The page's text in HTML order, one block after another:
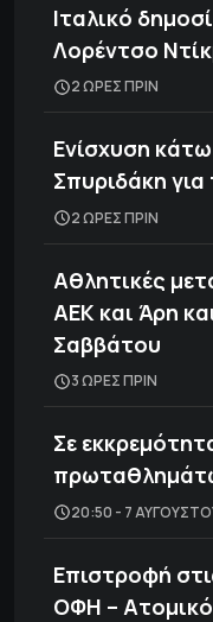
Ιταλικό
Λορέντσο
2 ΩΡΕΣ ΠΡΙΝ
Ενίσχυση
Σπυριδάκη
2 ΩΡΕΣ ΠΡΙΝ
Αθλητικές
ΑΕΚ και Άρη
Σαββάτου
3 ΩΡΕΣ ΠΡΙΝ
Σε
20:50 - 7
Επιστροφή
ΟΦΗ –